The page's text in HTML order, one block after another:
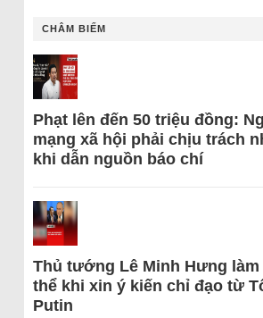
CHÂM BIẾM
Phạt lên đến 50 triệu đồng:
mạng xã hội phải chịu trách
khi dẫn nguồn báo chí
Thủ tướng Lê Minh Hưng
thể khi xin ý kiến chỉ đạo từ
Putin